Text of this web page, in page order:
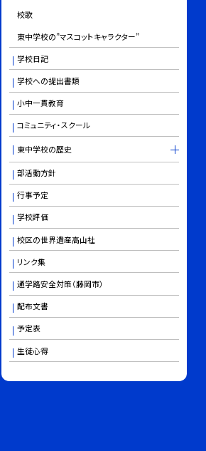
校歌
東中学校の”マスコットキャラクター”
学校日記
学校への提出書類
小中一貫教育
コミュニティ・スクール
東中学校の歴史
部活動方針
行事予定
学校評価
校区の世界遺産高山社
リンク集
通学路安全対策（藤岡市）
配布文書
予定表
生徒心得